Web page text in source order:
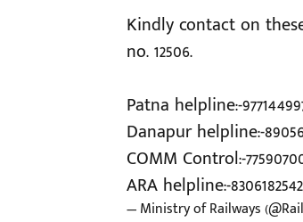
Kindly contact on
no. 12506.
Patna helpline:-
Danapur helpline:-
COMM Control:-
ARA helpline:-8306182542
— Ministry of Railways